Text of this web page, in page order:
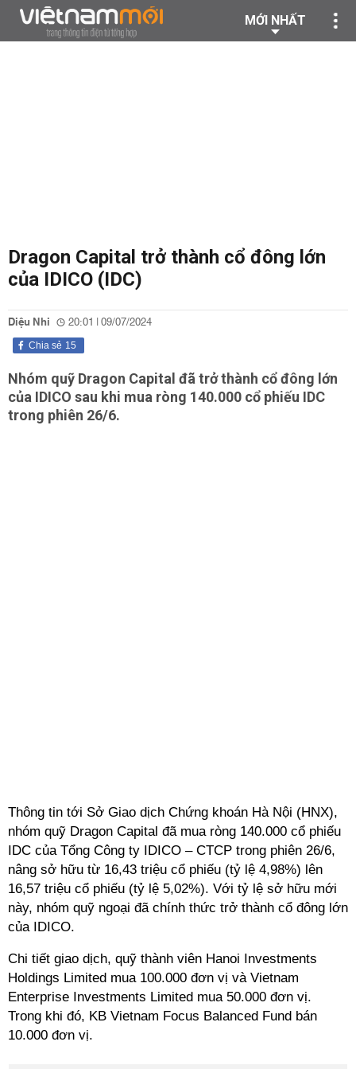
MỚI NHẤT
Dragon Capital trở thành cổ đông lớn
của IDICO (IDC)
Diệu Nhi 20:01 | 09/07/2024
15
Chia sẻ
Nhóm quỹ Dragon Capital đã trở thành cổ đông lớn
của IDICO sau khi mua ròng 140.000 cổ phiếu IDC
trong phiên 26/6.
Thông tin tới Sở Giao dịch Chứng khoán Hà Nội (HNX),
nhóm quỹ Dragon Capital đã mua ròng 140.000 cổ phiếu
IDC của Tổng Công ty IDICO – CTCP trong phiên 26/6,
nâng sở hữu từ 16,43 triệu cổ phiếu (tỷ lệ 4,98%) lên
16,57 triệu cổ phiếu (tỷ lệ 5,02%). Với tỷ lệ sở hữu mới
này, nhóm quỹ ngoại đã chính thức trở thành cổ đông lớn
của IDICO.
Chi tiết giao dịch, quỹ thành viên Hanoi Investments
Holdings Limited mua 100.000 đơn vị và Vietnam
Enterprise Investments Limited mua 50.000 đơn vị.
Trong khi đó, KB Vietnam Focus Balanced Fund bán
10.000 đơn vị.